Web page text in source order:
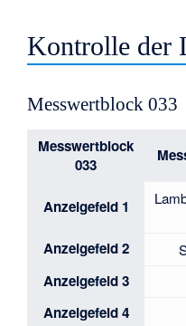
Kontrolle der
Messwertblock 033
Messwertblock
033
Anzeigefeld 1
Anzeigefeld 2
Anzeigefeld 3
Anzeigefeld 4